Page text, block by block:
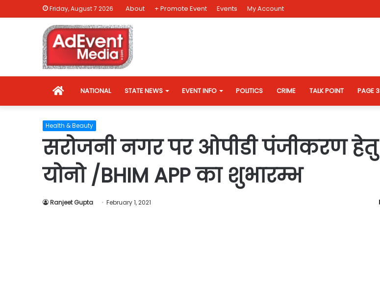
Friday, August 7 2026 About + Promote Event Events My Account
HOMENATIONAL STATE NEWS EVENT INFO POLITICS CRIME TALK POINT PAGE 3
Health & Beauty
सरोजनी नगर पर ओपीडी पंजीकरण हेतु
योनो /BHIM APP का शुभारम्भ
Ranjeet Gupta February 1, 2021